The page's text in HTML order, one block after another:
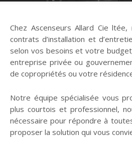
Chez Ascenseurs Allard Cie
contrats d’installation et
selon vos besoins et votre
entreprise privée ou
de copropriétés ou votre
Notre équipe spécialisée vous
plus courtois et professionnel,
nécessaire pour répondre à
proposer la solution qui vous